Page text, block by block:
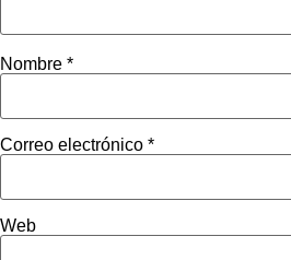
Nombre *
Correo electrónico *
Web